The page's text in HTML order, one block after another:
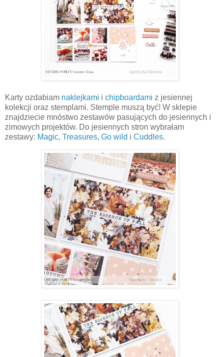
Karty ozdabiam naklejkami i chipboardami z jesiennej
kolekcji oraz stemplami. Stemple muszą być! W sklepie
znajdziecie mnóstwo zestawów pasujących do jesiennych i
zimowych projektów. Do jesiennych stron wybrałam
zestawy: Magic, Treasures, Go wild i Cuddles.